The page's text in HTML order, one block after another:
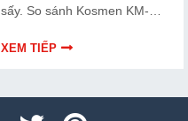
sấy. So sánh Kosmen KM-
FujiE HM-1800D theo công
XEM TIẾP